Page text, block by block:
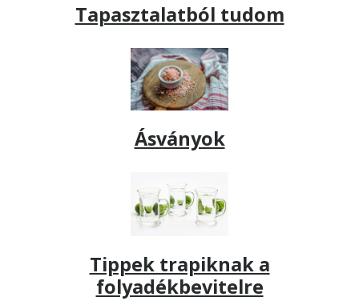
Tapasztalatból tudom
Ásványok
Tippek trapiknak a
folyadékbevitelre